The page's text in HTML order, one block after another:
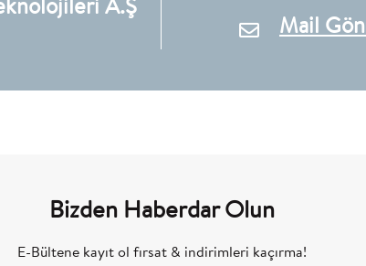
A.Ş
Mail
Bizden Haberdar Olun
E-Bültene kayıt ol fırsat & indirimleri kaçırma!